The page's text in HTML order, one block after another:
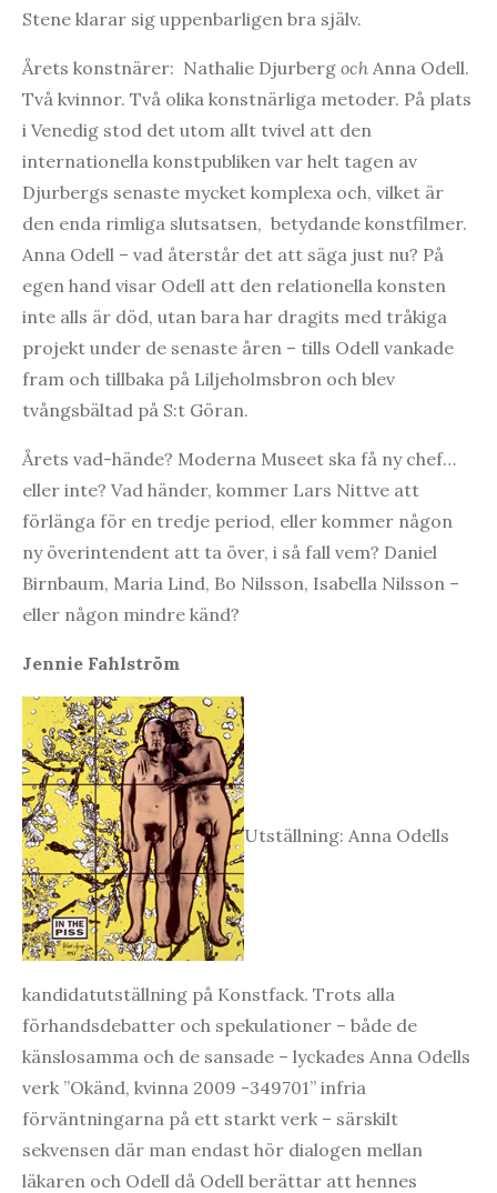
Stene klarar sig uppenbarligen bra själv.
Årets konstnärer: Nathalie Djurberg och Anna Odell.
Två kvinnor. Två olika konstnärliga metoder. På plats
i Venedig stod det utom allt tvivel att den
internationella konstpubliken var helt tagen av
Djurbergs senaste mycket komplexa och, vilket är
den enda rimliga slutsatsen, betydande konstfilmer.
Anna Odell – vad återstår det att säga just nu? På
egen hand visar Odell att den relationella konsten
inte alls är död, utan bara har dragits med tråkiga
projekt under de senaste åren – tills Odell vankade
fram och tillbaka på Liljeholmsbron och blev
tvångsbältad på S:t Göran.
Årets vad-hände? Moderna Museet ska få ny chef…
eller inte? Vad händer, kommer Lars Nittve att
förlänga för en tredje period, eller kommer någon
ny överintendent att ta över, i så fall vem? Daniel
Birnbaum, Maria Lind, Bo Nilsson, Isabella Nilsson –
eller någon mindre känd?
Jennie Fahlström
Utställning: Anna Odells
kandidatutställning på Konstfack. Trots alla
förhandsdebatter och spekulationer – både de
känslosamma och de sansade – lyckades Anna Odells
verk ”Okänd, kvinna 2009 -349701” infria
förväntningarna på ett starkt verk – särskilt
sekvensen där man endast hör dialogen mellan
läkaren och Odell då Odell berättar att hennes